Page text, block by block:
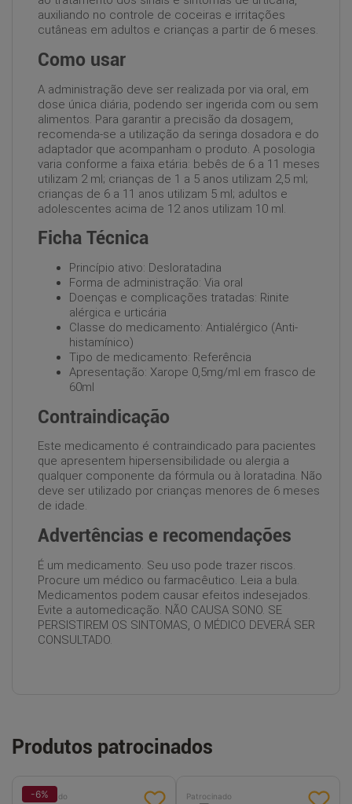
auxiliando no controle de coceiras e irritações
cutâneas em adultos e crianças a partir de 6 meses.
Como usar
A administração deve ser realizada por via oral, em
dose única diária, podendo ser ingerida com ou sem
alimentos. Para garantir a precisão da dosagem,
recomenda-se a utilização da seringa dosadora e do
adaptador que acompanham o produto. A posologia
varia conforme a faixa etária: bebês de 6 a 11 meses
utilizam 2 ml; crianças de 1 a 5 anos utilizam 2,5 ml;
crianças de 6 a 11 anos utilizam 5 ml; adultos e
adolescentes acima de 12 anos utilizam 10 ml.
Ficha Técnica
Princípio ativo: Desloratadina
Forma de administração: Via oral
Doenças e complicações tratadas: Rinite
alérgica e urticária
Classe do medicamento: Antialérgico (Anti-
histamínico)
Tipo de medicamento: Referência
Apresentação: Xarope 0,5mg/ml em frasco de
60ml
Contraindicação
Este medicamento é contraindicado para pacientes
que apresentem hipersensibilidade ou alergia a
qualquer componente da fórmula ou à loratadina. Não
deve ser utilizado por crianças menores de 6 meses
de idade.
Advertências e recomendações
É um medicamento. Seu uso pode trazer riscos.
Procure um médico ou farmacêutico. Leia a bula.
Medicamentos podem causar efeitos indesejados.
Evite a automedicação. NÃO CAUSA SONO. SE
PERSISTIREM OS SINTOMAS, O MÉDICO DEVERÁ SER
CONSULTADO.
Produtos patrocinados
Patrocinado
-6% Patrocinado